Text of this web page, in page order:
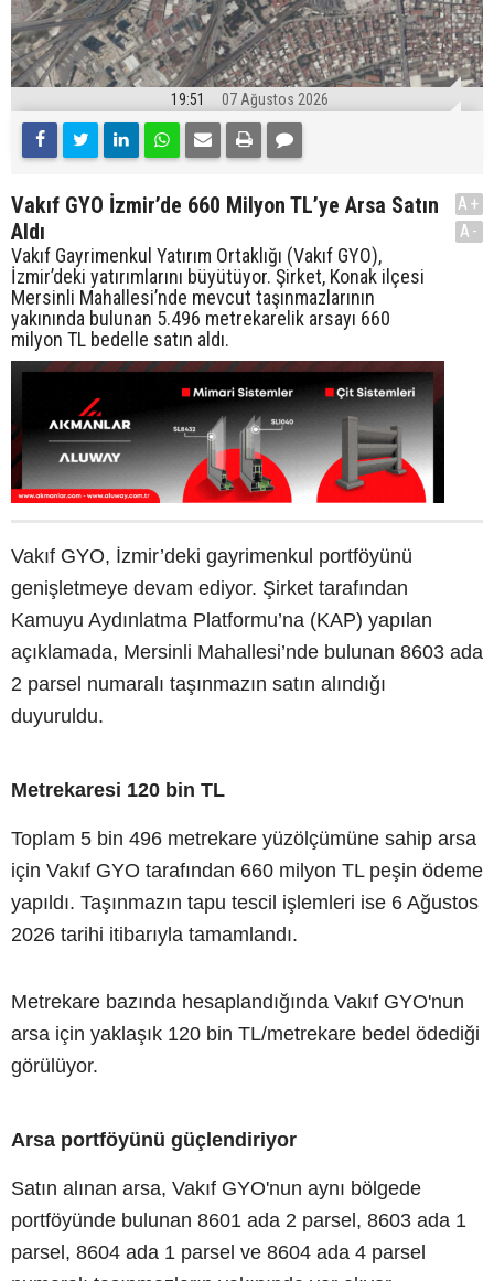
19:51 07 Ağustos 2026
Vakıf GYO İzmir’de 660 Milyon TL’ye Arsa Satın
Aldı
Vakıf Gayrimenkul Yatırım Ortaklığı (Vakıf GYO),
İzmir’deki yatırımlarını büyütüyor. Şirket, Konak ilçesi
Mersinli Mahallesi’nde mevcut taşınmazlarının
yakınında bulunan 5.496 metrekarelik arsayı 660
milyon TL bedelle satın aldı.
A+
A-
Vakıf GYO, İzmir’deki gayrimenkul portföyünü
genişletmeye devam ediyor. Şirket tarafından
Kamuyu Aydınlatma Platformu’na (KAP) yapılan
açıklamada, Mersinli Mahallesi’nde bulunan 8603 ada
2 parsel numaralı taşınmazın satın alındığı
duyuruldu.
Metrekaresi 120 bin TL
Toplam 5 bin 496 metrekare yüzölçümüne sahip arsa
için Vakıf GYO tarafından 660 milyon TL peşin ödeme
yapıldı. Taşınmazın tapu tescil işlemleri ise 6 Ağustos
2026 tarihi itibarıyla tamamlandı.
Metrekare bazında hesaplandığında Vakıf GYO'nun
arsa için yaklaşık 120 bin TL/metrekare bedel ödediği
görülüyor.
Arsa portföyünü güçlendiriyor
Satın alınan arsa, Vakıf GYO'nun aynı bölgede
portföyünde bulunan 8601 ada 2 parsel, 8603 ada 1
parsel, 8604 ada 1 parsel ve 8604 ada 4 parsel